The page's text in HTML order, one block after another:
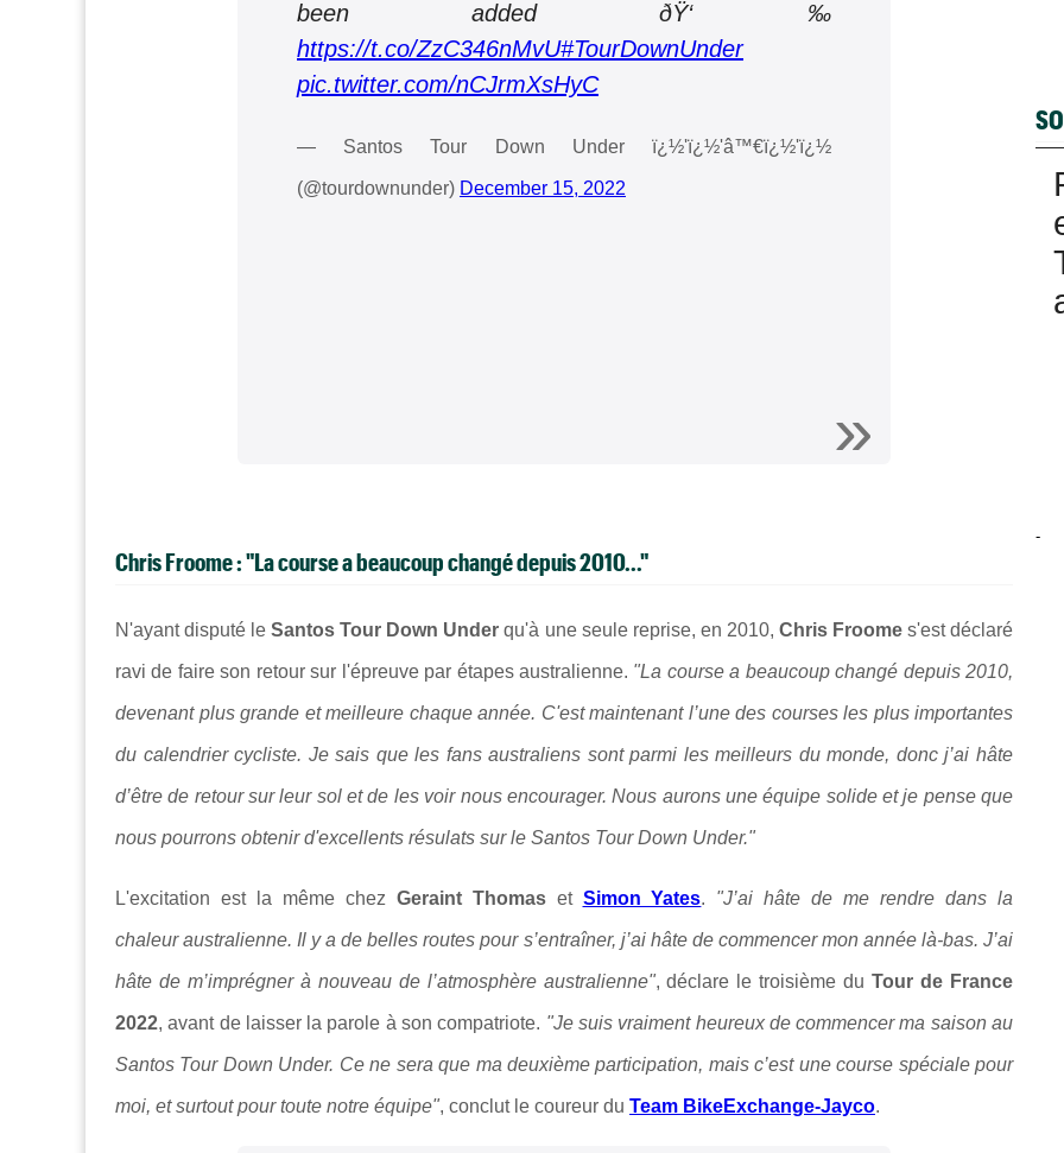
been added ðŸ‘‰
https://t.co/ZzC346nMvU#TourDownUnder
pic.twitter.com/nCJrmXsHyC
— Santos Tour Down Under ï¿½'ï¿½'‍â™€ï¿½'ï¿½
(@tourdownunder) December 15, 2022
Chris Froome : "La course a beaucoup changé depuis 2010..."
N'ayant disputé leSantos Tour Down Under qu'à une seule reprise, en 2010, Chris Froomes'est déclaré
ravi de faire son retour sur l'épreuve par étapes australienne. "La course a beaucoup changé depuis 2010,
devenant plus grande et meilleure chaque année. C'est maintenant l’une des courses les plus importantes
du calendrier cycliste. Je sais que les fans australiens sont parmi les meilleurs du monde, donc j’ai hâte
d’être de retour sur leur sol et de les voir nous encourager. Nous aurons une équipe solide et je pense que
nous pourrons obtenir d'excellents résulats sur le Santos Tour Down Under."
L'excitation est la même chez Geraint Thomaset Simon Yates. "J’ai hâte de me rendre dans la
chaleuraustralienne. Il y a de belles routes pour s’entraîner, j’ai hâte de commencer mon année là-bas. J’ai
hâte de m’imprégner à nouveau de l’atmosphère australienne", déclare le troisième duTour de France
2022, avant de laisser la parole à son compatriote. "Je suis vraiment heureux de commencer ma saison au
Santos Tour Down Under. Ce ne sera que ma deuxième participation, mais c’est une course spéciale pour
moi, et surtout pour toute notre équipe", conclut le coureur du Team BikeExchange-Jayco.
-